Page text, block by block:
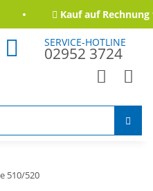
Kauf auf Rechnung
SERVICE-HOTLINE
02952 3724
510/520